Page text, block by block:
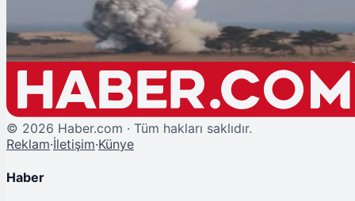
Yemen'den İsrail'e Füze Saldırısı!
© 2026 Haber.com · Tüm hakları saklıdır.
Reklam·İletişim·Künye
Haber